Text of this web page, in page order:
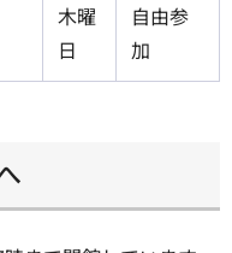
木曜
日
自由参
加